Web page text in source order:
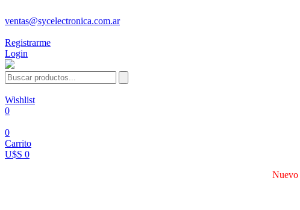
ventas@sycelectronica.com.ar
Registrarme
Login
Wishlist
0
0
Carrito
U$S 0
Nuevo